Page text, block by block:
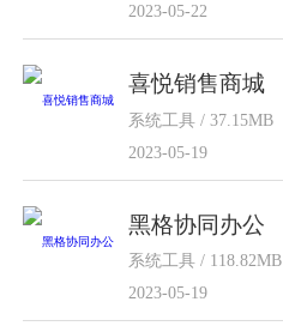
2023-05-22
喜悦销售商城
系统工具 / 37.15MB
2023-05-19
黑格协同办公
系统工具 / 118.82MB
2023-05-19